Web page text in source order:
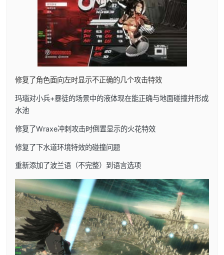
修复了角色面向左时显示不正确的几个攻击特效
玛瑙对小兵+暴徒的场景中的液体现在能正确与地面碰撞并形成
水池
修复了Wraxe冲刺攻击时倒置显示的火花特效
修复了下水道环境特效的碰撞问题
重新添加了波兰语（不完整）到语言选项